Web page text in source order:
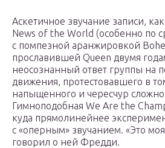
Аскетичное звучание записи,
News of the World (особенно по
с помпезной аранжировкой
прославившей Queen двумя
неосознанный ответ группы на
движения, протестовавшего в
напыщенного и чересчур
Гимноподобная We Are the
куда прямолинейнее
с «оперным» звучанием. «Это
говорил о ней Фредди.